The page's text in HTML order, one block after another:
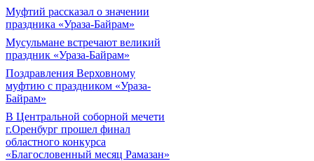
Муфтий рассказал о значении
праздника «Ураза-Байрам»
Мусульмане встречают великий
праздник «Ураза-Байрам»
Поздравления Верховному
муфтию с праздником «Ураза-
Байрам»
В Центральной соборной мечети
г.Оренбург прошел финал
областного конкурса
«Благословенный месяц Рамазан»